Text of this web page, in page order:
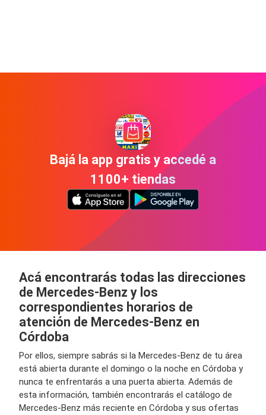
Bajá la app gratis y accedé a
1100+ tiendas
Acá encontrarás todas las direcciones
de Mercedes-Benz y los
correspondientes horarios de
atención de Mercedes-Benz en
Córdoba
Por ellos, siempre sabrás si la Mercedes-Benz de tu área
está abierta durante el domingo o la noche en Córdoba y
nunca te enfrentarás a una puerta abierta. Además de
esta información, también encontrarás el catálogo de
Mercedes-Benz más reciente en Córdoba y sus ofertas